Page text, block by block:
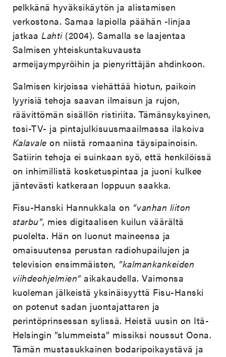
pelkkänä hyväksikäytön ja alistamisen
verkostona. Samaa lapiolla päähän -linjaa
jatkaaLahti(2004). Samalla se laajentaa
Salmisen yhteiskuntakuvausta
armeijaympyröihin ja pienyrittäjän ahdinkoon.
Salmisen kirjoissa viehättää hiotun, paikoin
lyyrisiä tehoja saavan ilmaisun ja rujon,
räävittömän sisällön ristiriita. Tämänsyksyinen,
tosi-TV- ja pintajulkisuusmaailmassa ilakoiva
Kalavale on niistä romaanina täysipainoisin.
Satiirin tehoja ei suinkaan syö, että henkilöissä
on inhimillistä kosketuspintaa ja juoni kulkee
jäntevästi katkeraan loppuun saakka.
Fisu-Hanski Hannukkala on ”vanhan liiton
starbu”, mies digitaalisen kuilun väärältä
puolelta. Hän on luonut maineensa ja
omaisuutensa perustan radiohupailujen ja
television ensimmäisten, ”kalmankankeiden
viihdeohjelmien”aikakaudella. Vaimonsa
kuoleman jälkeistä yksinäisyyttä Fisu-Hanski
on potenut sadan juontajattaren ja
perintöprinsessan sylissä. Heistä uusin on Itä-
Helsingin ”slummeista” missiksi noussut Oona.
Tämän mustasukkainen bodaripoikaystävä ja